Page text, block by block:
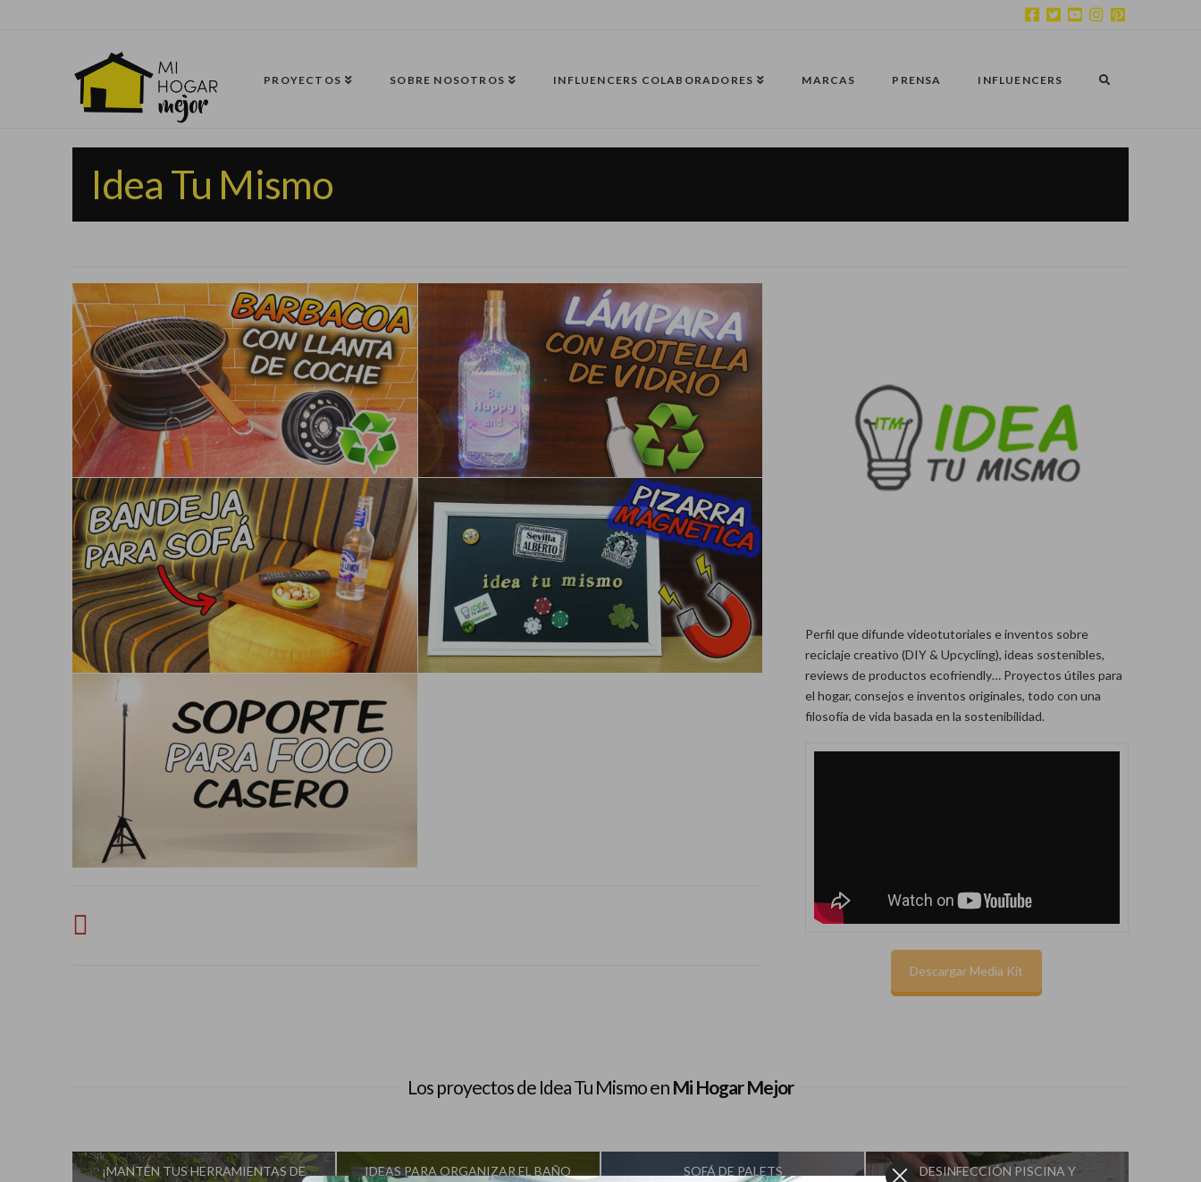
PROYECTOS SOBRE NOSOTROS INFLUENCERS COLABORADORES MARCAS PRENSA INFLUENCERS
Idea Tu Mismo
Perfil que difunde videotutoriales e inventos sobre
reciclaje creativo (DIY & Upcycling), ideas sostenibles,
reviews de productos ecofriendly… Proyectos útiles para
el hogar, consejos e inventos originales, todo con una
filosofía de vida basada en la sostenibilidad.
Descargar Media Kit
Los proyectos de Idea Tu Mismo en Mi Hogar Mejor
¡MANTÉN TUS HERRAMIENTAS DE
IDEAS PARA ORGANIZAR EL BAÑO SOFÁ DE PALETS
DESINFECCIÓN PISCINA Y